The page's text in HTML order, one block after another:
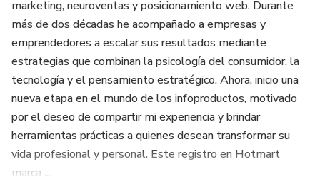
marketing, neuroventas y posicionamiento web. Durante
más de dos décadas he acompañado a empresas y
emprendedores a escalar sus resultados mediante
estrategias que combinan la psicología del consumidor, la
tecnología y el pensamiento estratégico. Ahora, inicio una
nueva etapa en el mundo de los infoproductos, motivado
por el deseo de compartir mi experiencia y brindar
herramientas prácticas a quienes desean transformar su
vida profesional y personal. Este registro en Hotmart
marca ...